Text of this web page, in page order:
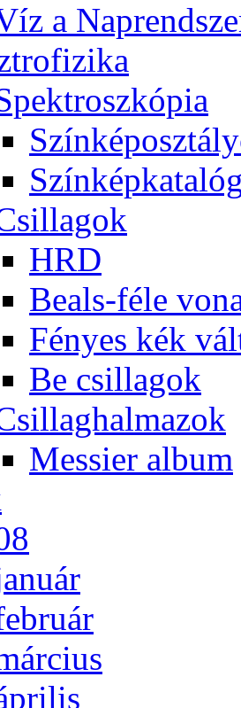
a
HRD
Be­als-fé­le
Fé­nyes kék
Be csil­la­gok
Mes­si­er al­bum